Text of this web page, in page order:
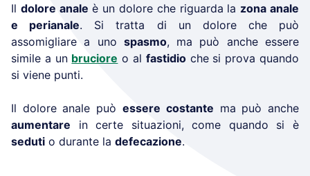
Il dolore anale è un dolore che riguarda la zona anale
e perianale. Si tratta di un dolore che può
assomigliare a uno spasmo, ma può anche essere
simile a un bruciore o al fastidioche si prova quando
si viene punti.
Il dolore anale può essere costante ma può anche
aumentare in certe situazioni, come quando si è
seduti o durante la defecazione.